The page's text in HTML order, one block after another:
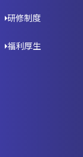
研修制度
福利厚生